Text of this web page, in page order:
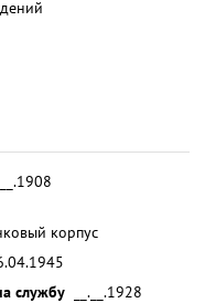
корпус
службу
__.__.1928